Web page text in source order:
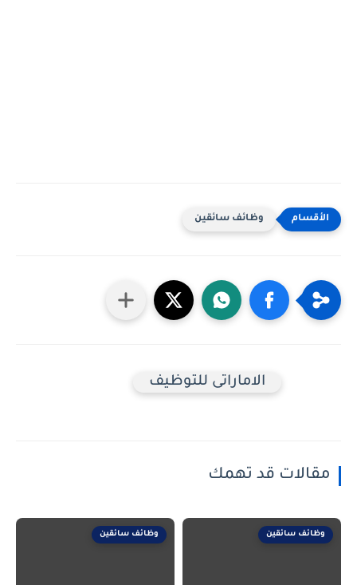
وظائف سائقين
الاماراتى للتوظيف
مقالات قد تهمك
وظائف سائقين وظائف سائقين